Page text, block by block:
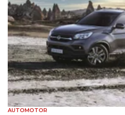
AUTOMOTOR